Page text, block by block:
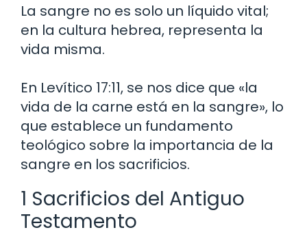
La sangre no es solo un líquido vital;
en la cultura hebrea, representa la
vida misma.
En Levítico 17:11, se nos dice que «la
vida de la carne está en la sangre», lo
que establece un fundamento
teológico sobre la importancia de la
sangre en los sacrificios.
1 Sacrificios del Antiguo
Testamento